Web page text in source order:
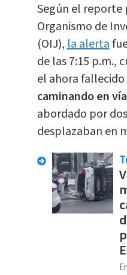
Según el
Organismo de
(OIJ),la alerta
de las 7:15 p.m.,
el ahora fallecido
caminando en
abordado por
desplazaban en